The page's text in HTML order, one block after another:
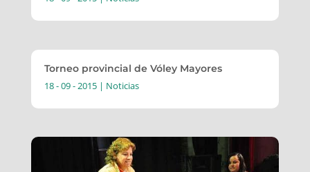
Torneo provincial de Vóley Mayores
18 - 09 - 2015| Noticias